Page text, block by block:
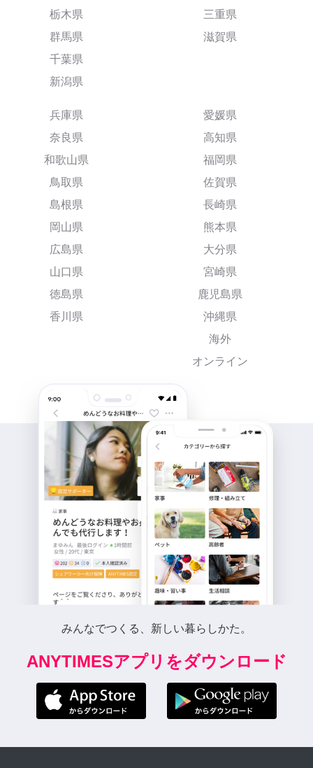
栃木県
群馬県
千葉県
新潟県
三重県
滋賀県
兵庫県
奈良県
和歌山県
鳥取県
島根県
岡山県
広島県
山口県
徳島県
香川県
愛媛県
高知県
福岡県
佐賀県
長崎県
熊本県
大分県
宮崎県
鹿児島県
沖縄県
海外
オンライン
みんなでつくる、新しい暮らしかた。
ANYTIMESアプリをダウンロード